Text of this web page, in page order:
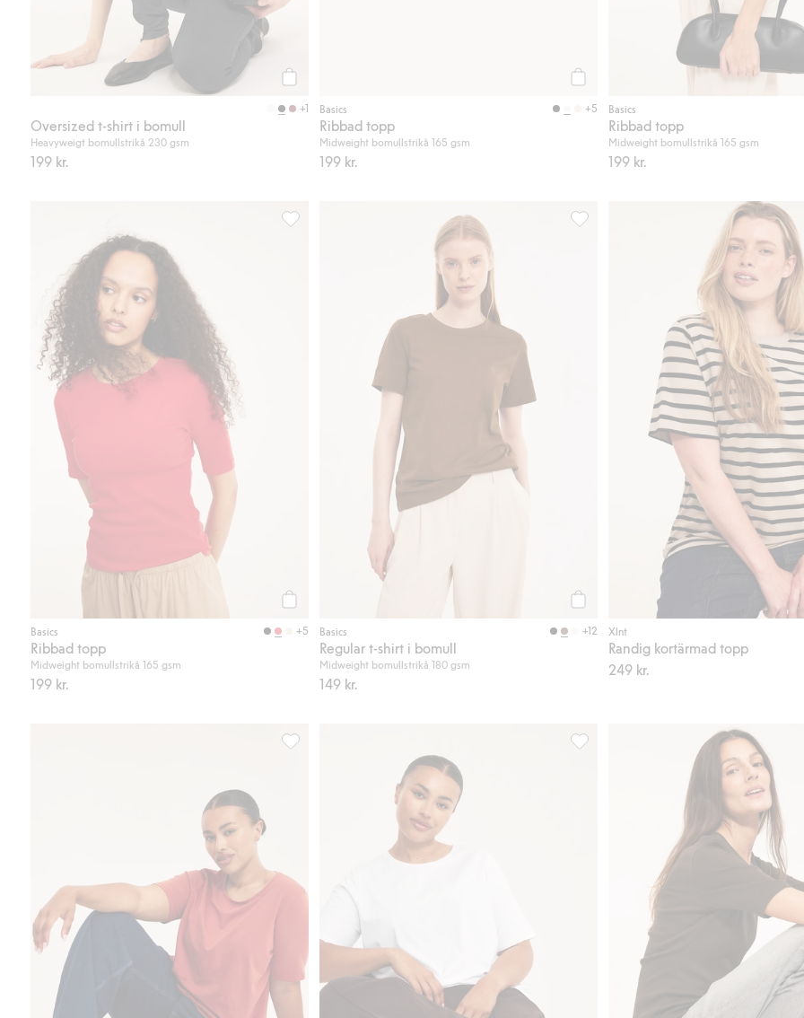
+1
Oversized t-shirt i bomull
Heavyweigt bomullstrikå 230 gsm
199 kr.
Basics +5
Ribbad topp
Midweight bomullstrikå 165 gsm
199 kr.
Basics
Ribbad topp
Midweight bomullstrikå 165 gsm
199 kr.
Basics +5
Ribbad topp
Midweight bomullstrikå 165 gsm
199 kr.
Ribbad topp, Lägg till i favoriter
Basics +12
Regular t-shirt i bomull
Midweight bomullstrikå 180 gsm
149 kr.
Regular t-shirt i bomull, Lägg till i
Xlnt
Randig kortärmad topp
249 kr.
T-shirt, Lägg till i favoriter Regular t-shirt i bomull, Lägg till i